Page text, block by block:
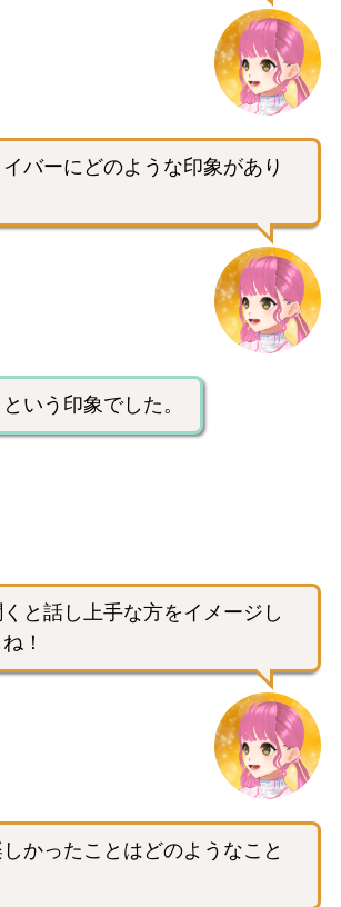
バーにどのような印象があり
いう印象でした。
と話し上手な方をイメージし
！
かったことはどのようなこと